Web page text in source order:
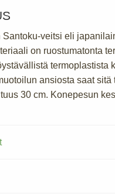
Santoku-veitsi eli
on ruostumatonta
termoplastista
ansiosta saat sitä
30 cm. Konepesun